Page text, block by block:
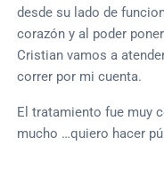
desde su lado de
corazón y al poder
Cristian vamos a
correr por mi cuenta.
El tratamiento fue muy
mucho …quiero hacer